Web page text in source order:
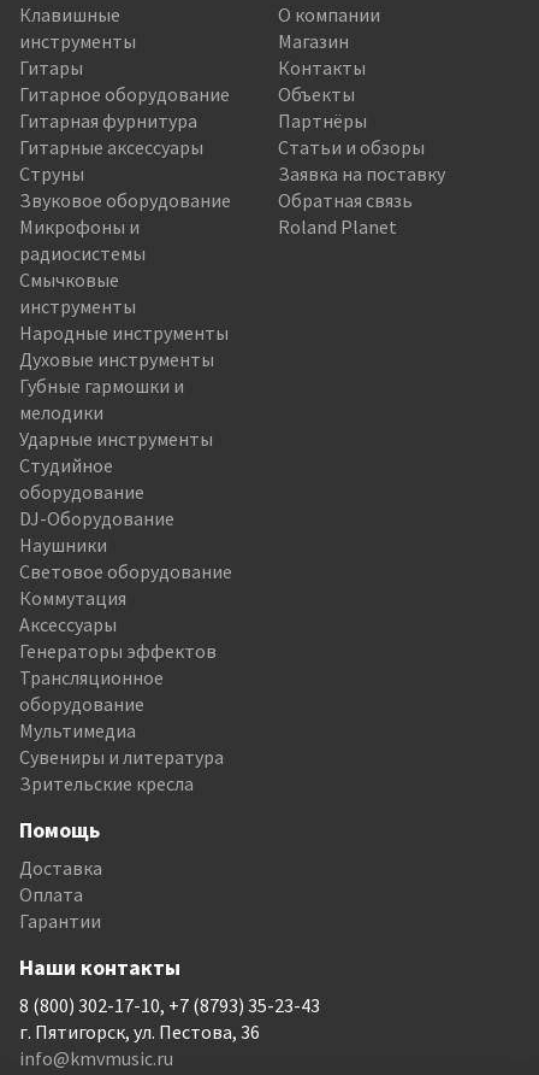
Клавишные
инструменты
Гитары
Гитарное оборудование
Гитарная фурнитура
Гитарные аксессуары
Струны
Звуковое оборудование
Микрофоны и
радиосистемы
Смычковые
инструменты
Народные инструменты
Духовые инструменты
Губные гармошки и
мелодики
Ударные инструменты
Студийное
оборудование
DJ-Оборудование
Наушники
Световое оборудование
Коммутация
Аксессуары
Генераторы эффектов
Трансляционное
оборудование
Мультимедиа
Сувениры и литература
Зрительские кресла
О компании
Магазин
Контакты
Объекты
Партнёры
Статьи и обзоры
Заявка на поставку
Обратная связь
Roland Planet
Помощь
Доставка
Оплата
Гарантии
Наши контакты
8 (800) 302-17-10, +7 (8793) 35-23-43
г. Пятигорск, ул. Пестова, 36
info@kmvmusic.ru